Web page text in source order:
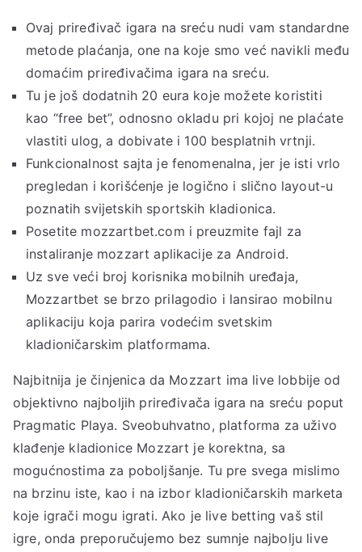
Ovaj priređivač igara na sreću nudi vam standardne
metode plaćanja, one na koje smo već navikli među
domaćim priređivačima igara na sreću.
Tu je još dodatnih 20 eura koje možete koristiti
kao “free bet”, odnosno okladu pri kojoj ne plaćate
vlastiti ulog, a dobivate i 100 besplatnih vrtnji.
Funkcionalnost sajta je fenomenalna, jer je isti vrlo
pregledan i korišćenje je logično i slično layout-u
poznatih svijetskih sportskih kladionica.
Posetite mozzartbet.com i preuzmite fajl za
instaliranje mozzart aplikacije za Android.
Uz sve veći broj korisnika mobilnih uređaja,
Mozzartbet se brzo prilagodio i lansirao mobilnu
aplikaciju koja parira vodećim svetskim
kladioničarskim platformama.
Najbitnija je činjenica da Mozzart ima live lobbije od
objektivno najboljih priređivača igara na sreću poput
Pragmatic Playa. Sveobuhvatno, platforma za uživo
klađenje kladionice Mozzart je korektna, sa
mogućnostima za poboljšanje. Tu pre svega mislimo
na brzinu iste, kao i na izbor kladioničarskih marketa
koje igrači mogu igrati. Ako je live betting vaš stil
igre, onda preporučujemo bez sumnje najbolju live